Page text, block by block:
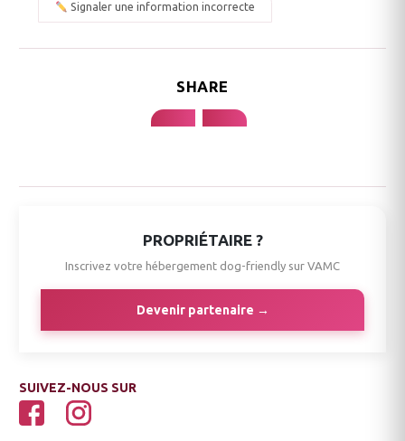
Signaler une information incorrecte
SHARE
PROPRIÉTAIRE ?
Inscrivez votre hébergement dog-friendly sur VAMC
Devenir partenaire →
SUIVEZ-NOUS SUR